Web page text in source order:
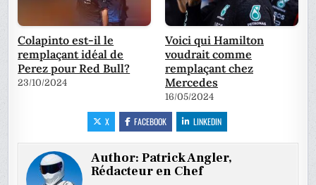
Colapinto est-il le
remplaçant idéal de
Perez pour Red Bull?
23/10/2024
Voici qui Hamilton
voudrait comme
remplaçant chez
Mercedes
16/05/2024
X FACEBOOK LINKEDIN
Author:Patrick Angler,
Rédacteur en Chef